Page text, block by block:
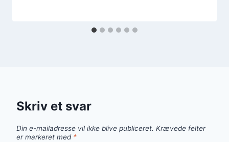
Skriv et svar
Din e-mailadresse vil ikke blive publiceret. Krævede felter
er markeret med *